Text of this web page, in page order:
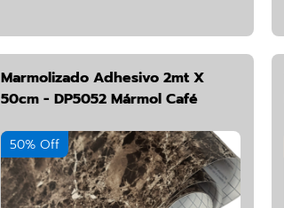
Marmolizado Adhesivo 2mt X
50cm - DP5052 Mármol Café
50% Off